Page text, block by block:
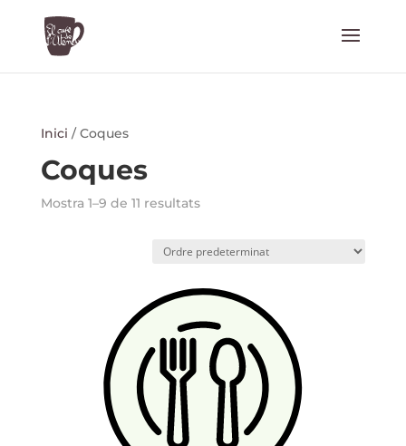
Inici / Coques
Coques
Mostra 1–9 de 11 resultats